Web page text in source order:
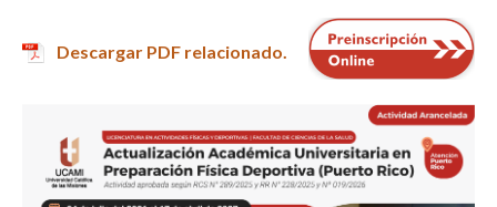
Descargar PDF relacionado.